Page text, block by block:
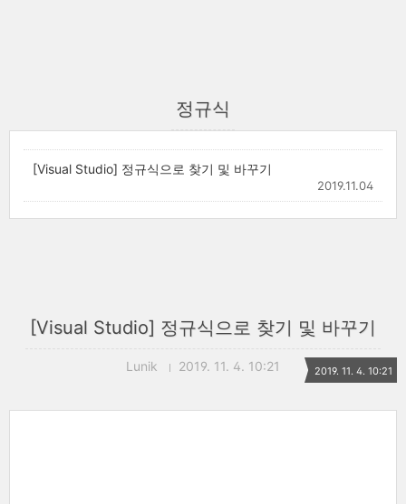
정규식
[Visual Studio] 정규식으로 찾기 및 바꾸기
2019.11.04
[Visual Studio] 정규식으로 찾기 및 바꾸기
Lunik 2019. 11. 4. 10:21 2019. 11. 4. 10:21